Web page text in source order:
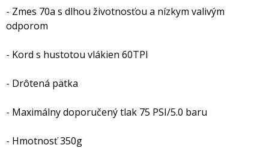
- Zmes 70a s dlhou životnosťou a nízkym valivým
odporom
- Kord s hustotou vlákien 60TPI
- Drôtená pätka
- Maximálny doporučený tlak 75 PSI/5.0 baru
- Hmotnosť 350g